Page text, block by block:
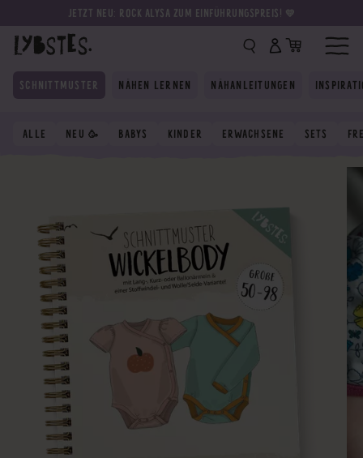
JETZT NEU: ROCK ALYSA ZUM EINFÜHRUNGSPREIS! 💛
SCHNITTMUSTER
ALLE NEU 🥳 BABYS KINDER ERWACHSENE SETS
NÄHEN LERNEN NÄHANLEITUNGEN